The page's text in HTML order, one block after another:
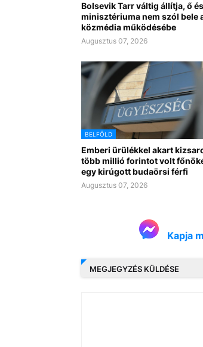
Bolsevik Tarr váltig állítja, ő
minisztériuma nem szól bele
közmédia működésébe
Augusztus 07, 2026
BELFÖLD
Emberi ürülékkel akart
több millió forintot volt
egy kirúgott budaörsi férfi
Augusztus 07, 2026
Kapja
MEGJEGYZÉS KÜLDÉSE